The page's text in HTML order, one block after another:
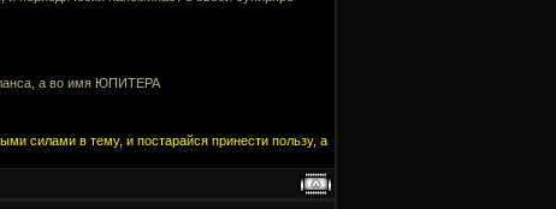
а во имя ЮПИТЕРА
силами в тему, и постарайся принести пользу, а